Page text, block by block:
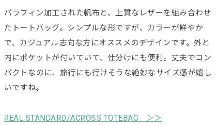
パラフィン加工された帆布と、上質なレザーを組み合わせ
たトートバッグ。シンプルな形ですが、カラーが鮮やか
で、カジュアル志向な方にオススメのデザインです。外と
内にポケットが付いていて、仕分けにも便利。丈夫でコン
パクトなのに、旅行にも行けそうな絶妙なサイズ感が嬉し
いですね。
REAL STANDARD/ACROSS TOTEBAG ＞＞